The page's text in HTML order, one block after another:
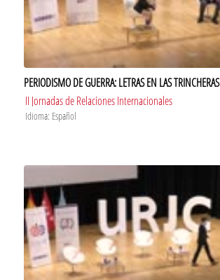
PERIODISMO DE GUERRA: LETRAS EN LAS TRINCHERAS
II Jornadas de Relaciones Internacionales
Idioma: Español